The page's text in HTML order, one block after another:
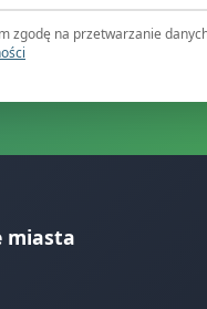
zgodę na przetwarzanie
miasta